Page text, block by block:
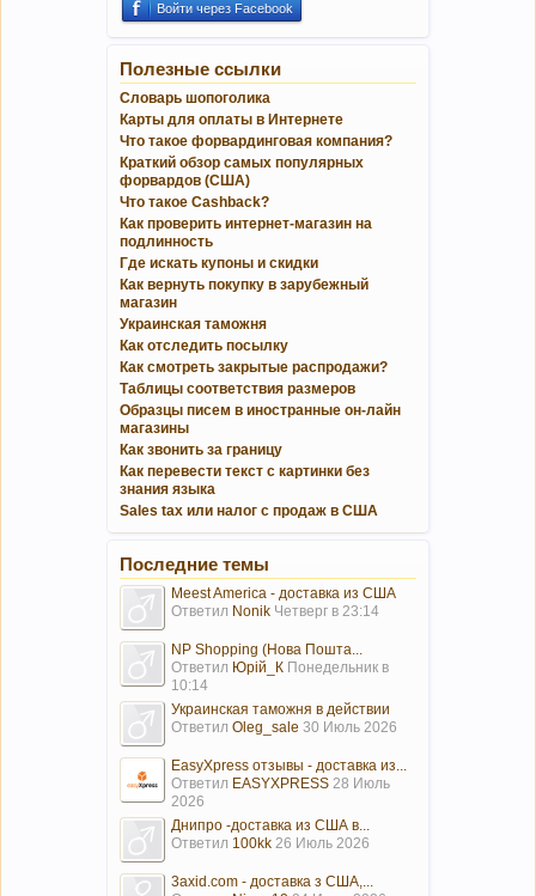
Войти через Facebook
Полезные ссылки
Словарь шопоголика
Карты для оплаты в Интернете
Что такое форвардинговая компания?
Краткий обзор самых популярных
форвардов (США)
Что такое Cashback?
Как проверить интернет-магазин на
подлинность
Где искать купоны и скидки
Как вернуть покупку в зарубежный
магазин
Украинская таможня
Как отследить посылку
Как смотреть закрытые распродажи?
Таблицы соответствия размеров
Образцы писем в иностранные он-лайн
магазины
Как звонить за границу
Как перевести текст с картинки без
знания языка
Sales tax или налог с продаж в США
Последние темы
Meest America - доставка из США
Ответил Nonik Четверг в 23:14
NP Shopping (Нова Пошта...
Ответил Юрій_К Понедельник в
10:14
Украинская таможня в действии
Ответил Oleg_sale 30 Июль 2026
EasyXpress отзывы - доставка из...
Ответил EASYXPRESS 28 Июль
2026
Днипро -доставка из США в...
Ответил 100kk 26 Июль 2026
3axid.com - доставка з США,...